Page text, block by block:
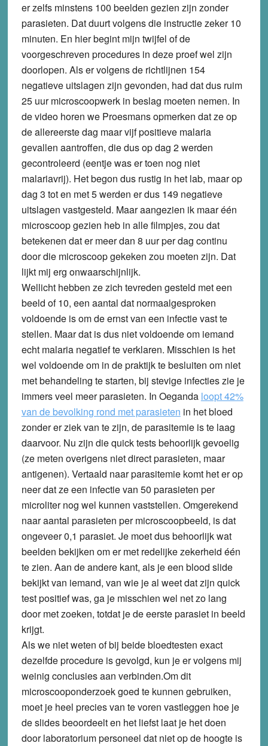
er zelfs minstens 100 beelden gezien zijn zonder
parasieten. Dat duurt volgens die instructie zeker 10
minuten. En hier begint mijn twijfel of de
voorgeschreven procedures in deze proef wel zijn
doorlopen. Als er volgens de richtlijnen 154
negatieve uitslagen zijn gevonden, had dat dus ruim
25 uur microscoopwerk in beslag moeten nemen. In
de video horen we Proesmans opmerken dat ze op
de allereerste dag maar vijf positieve malaria
gevallen aantroffen, die dus op dag 2 werden
gecontroleerd (eentje was er toen nog niet
malariavrij). Het begon dus rustig in het lab, maar op
dag 3 tot en met 5 werden er dus 149 negatieve
uitslagen vastgesteld. Maar aangezien ik maar één
microscoop gezien heb in alle filmpjes, zou dat
betekenen dat er meer dan 8 uur per dag continu
door die microscoop gekeken zou moeten zijn. Dat
lijkt mij erg onwaarschijnlijk.
Wellicht hebben ze zich tevreden gesteld met een
beeld of 10, een aantal dat normaalgesproken
voldoende is om de ernst van een infectie vast te
stellen. Maar dat is dus niet voldoende om iemand
echt malaria negatief te verklaren. Misschien is het
wel voldoende om in de praktijk te besluiten om niet
met behandeling te starten, bij stevige infecties zie je
immers veel meer parasieten. In Oeganda loopt 42%
van de bevolking rond met parasieten in het bloed
zonder er ziek van te zijn, de parasitemie is te laag
daarvoor. Nu zijn die quick tests behoorlijk gevoelig
(ze meten overigens niet direct parasieten, maar
antigenen). Vertaald naar parasitemie komt het er op
neer dat ze een infectie van 50 parasieten per
microliter nog wel kunnen vaststellen. Omgerekend
naar aantal parasieten per microscoopbeeld, is dat
ongeveer 0,1 parasiet. Je moet dus behoorlijk wat
beelden bekijken om er met redelijke zekerheid één
te zien. Aan de andere kant, als je een blood slide
bekijkt van iemand, van wie je al weet dat zijn quick
test positief was, ga je misschien wel net zo lang
door met zoeken, totdat je de eerste parasiet in beeld
krijgt.
Als we niet weten of bij beide bloedtesten exact
dezelfde procedure is gevolgd, kun je er volgens mij
weinig conclusies aan verbinden.Om dit
microscooponderzoek goed te kunnen gebruiken,
moet je heel precies van te voren vastleggen hoe je
de slides beoordeelt en het liefst laat je het doen
door laboratorium personeel dat niet op de hoogte is